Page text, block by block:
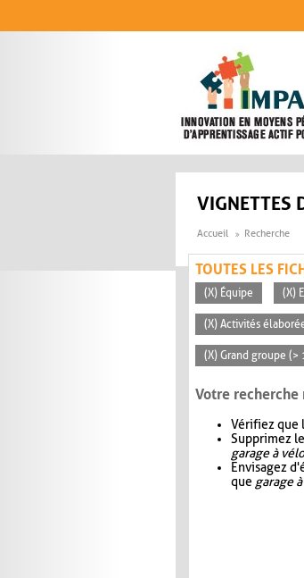
VIGNETTES
Accueil Recherche
TOUTES LES
(X) Équipe (X)
(X) Activités
(X) Grand groupe (>
Votre recherche
Vérifiez que
Supprimez
garage à vélo
Envisagez
que garage